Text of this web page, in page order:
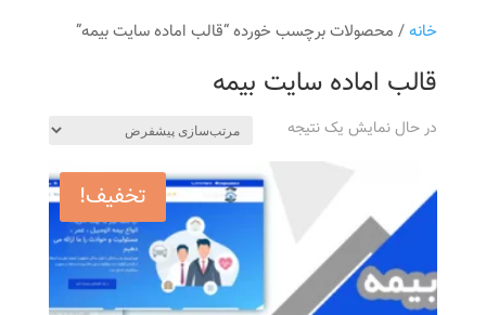
خانه/ محصولات برچسب خورده “قالب اماده سایت بیمه”
قالب اماده سایت بیمه
در حال نمایش یک نتیجه
تخفیف!